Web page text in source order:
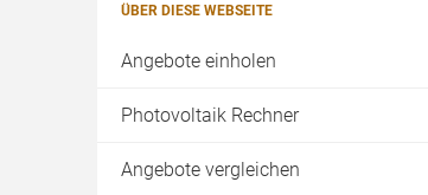
ÜBER DIESE WEBSEITE
Angebote einholen
Photovoltaik Rechner
Angebote vergleichen